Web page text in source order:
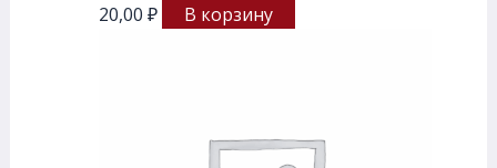
20,00 ₽ В корзину